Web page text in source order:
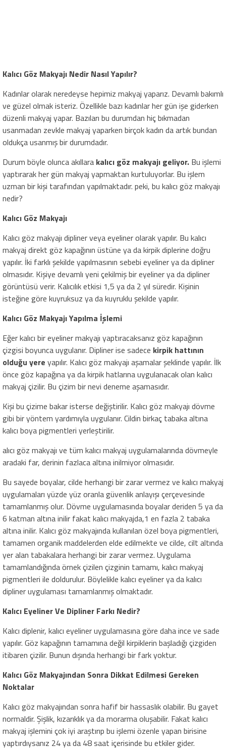
Kalıcı Göz Makyajı Nedir Nasıl Yapılır?
Kadınlar olarak neredeyse hepimiz makyaj yaparız. Devamlı bakımlı
ve güzel olmak isteriz. Özellikle bazı kadınlar her gün işe giderken
düzenli makyaj yapar. Bazıları bu durumdan hiç bıkmadan
usanmadan zevkle makyaj yaparken birçok kadın da artık bundan
oldukça usanmış bir durumdadır.
Durum böyle olunca akıllara kalıcı göz makyajı geliyor. Bu işlemi
yaptırarak her gün makyaj yapmaktan kurtuluyorlar. Bu işlem
uzman bir kişi tarafından yapılmaktadır. peki, bu kalıcı göz makyajı
nedir?
Kalıcı Göz Makyajı
Kalıcı göz makyajı dipliner veya eyeliner olarak yapılır. Bu kalıcı
makyaj direkt göz kapağının üstüne ya da kirpik diplerine doğru
yapılır. İki farklı şekilde yapılmasının sebebi eyeliner ya da dipliner
olmasıdır. Kişiye devamlı yeni çekilmiş bir eyeliner ya da dipliner
görüntüsü verir. Kalıcılık etkisi 1,5 ya da 2 yıl süredir. Kişinin
isteğine göre kuyruksuz ya da kuyruklu şekilde yapılır.
Kalıcı Göz Makyajı Yapılma İşlemi
Eğer kalıcı bir eyeliner makyajı yaptıracaksanız göz kapağının
çizgisi boyunca uygulanır. Dipliner ise sadece kirpik hattının
olduğu yere yapılır. Kalıcı göz makyajı aşamalar şeklinde yapılır. İlk
önce göz kapağına ya da kirpik hatlarına uygulanacak olan kalıcı
makyaj çizilir. Bu çizim bir nevi deneme aşamasıdır.
Kişi bu çizime bakar isterse değiştirilir. Kalıcı göz makyajı dövme
gibi bir yöntem yardımıyla uygulanır. Cildin birkaç tabaka altına
kalıcı boya pigmentleri yerleştirilir.
alıcı göz makyajı ve tüm kalıcı makyaj uygulamalarında dövmeyle
aradaki far, derinin fazlaca altına inilmiyor olmasıdır.
Bu sayede boyalar, cilde herhangi bir zarar vermez ve kalıcı makyaj
uygulamaları yüzde yüz oranla güvenlik anlayışı çerçevesinde
tamamlanmış olur. Dövme uygulamasında boyalar deriden 5 ya da
6 katman altına inilir fakat kalıcı makyajda,1 en fazla 2 tabaka
altına inilir. Kalıcı göz makyajında kullanılan özel boya pigmentleri,
tamamen organik maddelerden elde edilmekte ve cilde, cilt altında
yer alan tabakalara herhangi bir zarar vermez. Uygulama
tamamlandığında örnek çizilen çizginin tamamı, kalıcı makyaj
pigmentleri ile doldurulur. Böylelikle kalıcı eyeliner ya da kalıcı
dipliner uygulaması tamamlanmış olmaktadır.
Kalıcı Eyeliner Ve Dipliner Farkı Nedir?
Kalıcı diplenir, kalıcı eyeliner uygulamasına göre daha ince ve sade
yapılır. Göz kapağının tamamına değil kirpiklerin başladığı çizgiden
itibaren çizilir. Bunun dışında herhangi bir fark yoktur.
Kalıcı Göz Makyajından Sonra Dikkat Edilmesi Gereken
Noktalar
Kalıcı göz makyajından sonra hafif bir hassaslık olabilir. Bu gayet
normaldir. Şişlik, kızarıklık ya da morarma oluşabilir. Fakat kalıcı
makyaj işlemini çok iyi araştırıp bu işlemi özenle yapan birisine
yaptırdıysanız 24 ya da 48 saat içerisinde bu etkiler gider.